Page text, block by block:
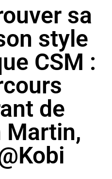
sa
style
CSM :
de
Martin,